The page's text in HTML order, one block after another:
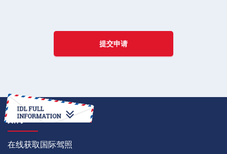
提交申请
如何
在线获取国际驾照